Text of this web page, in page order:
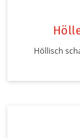
Höllisch